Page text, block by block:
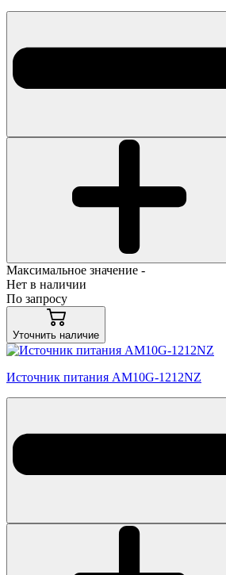
Максимальное значение -
Нет в наличии
По запросу
Уточнить наличие
Источник питания AM10G-1212NZ